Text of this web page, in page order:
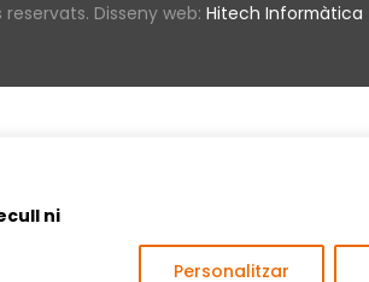
ni
Personalitzar
Disseny web: Hitech Informàtica